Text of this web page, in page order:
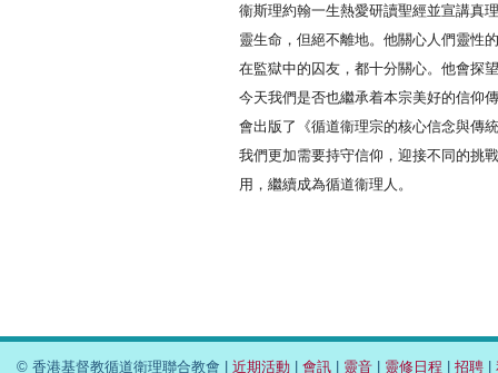
衞斯理約翰一生熱愛研讀聖經並宣講真
靈生命，但絕不離地。他關心人們靈性
在監獄中的囚友，都十分關心。他會探
今天我們是否也繼承着本宗美好的信仰
會出版了《循道衞理宗的核心信念與傳
我們更加需要持守信仰，迎接不同的挑
用，繼續成為循道衞理人。
© 香港基督教循道衛理聯合教會 | 近期活動 會訊 靈音 靈修日程 招聘